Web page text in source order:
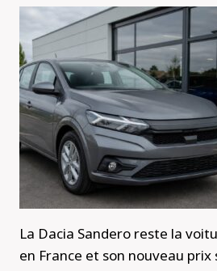
La Dacia Sandero reste la
en France et son nouveau